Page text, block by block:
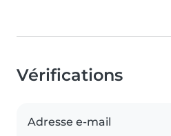
Vérifications
Adresse e-mail